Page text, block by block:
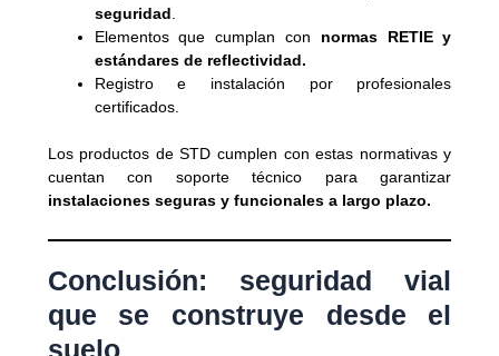
seguridad
Elementos que cumplan con normas RETIE y
estándares de reflectividad.
Registro e instalación por profesionales
certificados.
Los productos de STD cumplen con estas normativas y
cuentan con soporte técnico para garantizar
instalaciones seguras y funcionales a largo plazo.
Conclusión: seguridad vial
que se construye desde el
suelo